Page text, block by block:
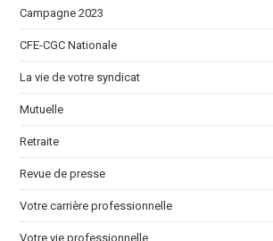
Campagne 2023
CFE-CGC Nationale
La vie de votre syndicat
Mutuelle
Retraite
Revue de presse
Votre carrière professionnelle
Votre vie professionnelle